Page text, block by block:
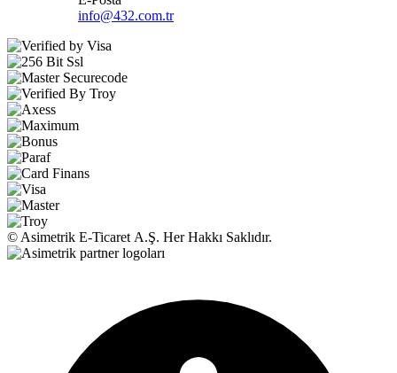
info@432.com.tr
© Asimetrik E‑Ticaret A.Ş. Her Hakkı Saklıdır.